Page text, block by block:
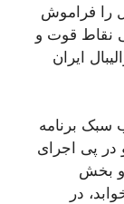
ملت های ۲۰۲۱ والیبال را فراموش
نقاط قوت و
ایران
سبک برنامه
در پی اجرای
و بخش
در